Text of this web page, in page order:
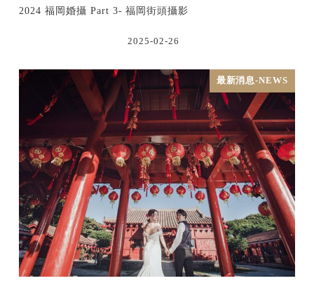
2024 福岡婚攝 Part 3- 福岡街頭攝影
2025-02-26
最新消息-NEWS